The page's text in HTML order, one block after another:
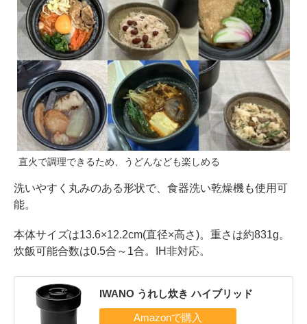
直火で調理できるため、うどんなども楽しめる
洗いやすく丸みのある形状で、食器洗い乾燥機も使用可
能。
本体サイズは13.6×12.2cm(直径×高さ)。重さは約831g。
炊飯可能合数は0.5合～1合。IH非対応。
IWANO うれし炊き ハイブリッド